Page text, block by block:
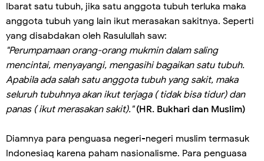
Ibarat satu tubuh, jika satu anggota tubuh terluka maka
anggota tubuh yang lain ikut merasakan sakitnya. Seperti
yang disabdakan oleh Rasulullah saw:
"Perumpamaan orang-orang mukmin dalam saling
mencintai, menyayangi, mengasihi bagaikan satu tubuh.
Apabila ada salah satu anggota tubuh yang sakit, maka
seluruh tubuhnya akan ikut terjaga ( tidak bisa tidur) dan
panas ( ikut merasakan sakit)." (HR. Bukhari dan Muslim)
Diamnya para penguasa negeri-negeri muslim termasuk
Indonesiaq karena paham nasionalisme. Para penguasa